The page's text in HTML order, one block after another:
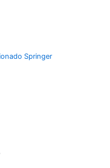
Springer